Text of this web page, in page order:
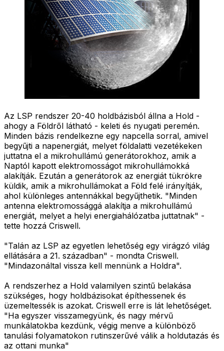
Az LSP rendszer 20-40 holdbázisból állna a Hold -
ahogy a Földről látható - keleti és nyugati peremén.
Minden bázis rendelkezne egy napcella sorral, amivel
begyűjti a napenergiát, melyet földalatti vezetékeken
juttatna el a mikrohullámú generátorokhoz, amik a
Naptól kapott elektromosságot mikrohullámokká
alakítják. Ezután a generátorok az energiát tükrökre
küldik, amik a mikrohullámokat a Föld felé irányítják,
ahol különleges antennákkal begyűjthetik. "Minden
antenna elektromossággá alakítja a mikrohullámú
energiát, melyet a helyi energiahálózatba juttatnak" -
tette hozzá Criswell.
"Talán az LSP az egyetlen lehetőség egy virágzó világ
ellátására a 21. században" - mondta Criswell.
"Mindazonáltal vissza kell mennünk a Holdra".
A rendszerhez a Hold valamilyen szintű belakása
szükséges, hogy holdbázisokat építhessenek és
üzemeltessék is azokat. Criswell erre is lát lehetőséget.
"Ha egyszer visszamegyünk, és nagy mérvű
munkálatokba kezdünk, végig menve a különböző
tanulási folyamatokon rutinszerűvé válik a holdutazás és
az ottani munka"